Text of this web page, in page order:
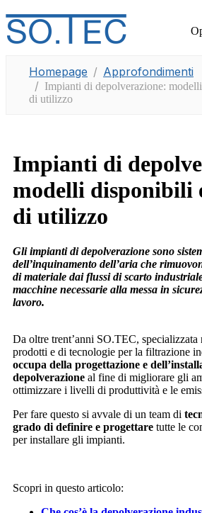
Homepage Approfondimenti
Impianti di depolverazione:
di utilizzo
Impianti di
modelli disponibili
di utilizzo
Gli impianti di depolverazione sono
dell’inquinamento dell’aria che
di materiale dai flussi di scarto
macchine necessarie alla messa in
lavoro.
Da oltre trent’anni SO.TEC,
prodotti e di tecnologie per la filtrazione
occupa della progettazione e
depolverazione al fine di migliorare gli
ottimizzare i livelli di produttività e le
Per fare questo si avvale di un team di
grado di definire e progettare tutte le
per installare gli impianti.
Scopri in questo articolo: